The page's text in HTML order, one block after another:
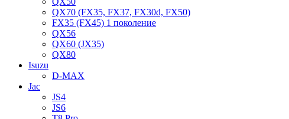
QX70 (FX35, FX37, FX30d, FX50)
FX35 (FX45) 1 поколение
QX56
QX60 (JX35)
QX80
Isuzu
D-MAX
Jac
JS4
JS6